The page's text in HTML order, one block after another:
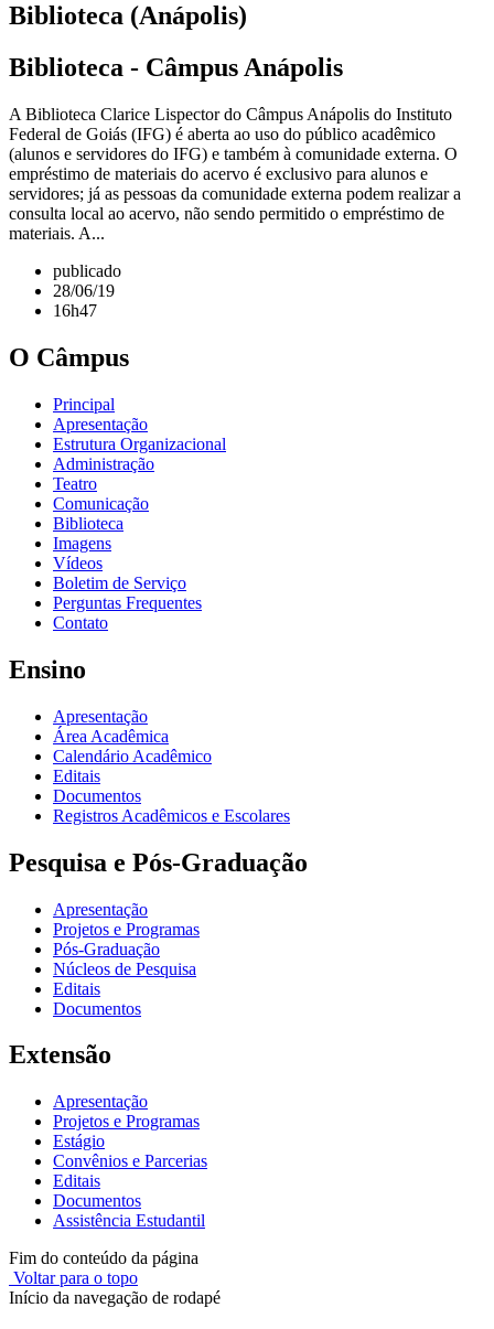
Biblioteca (Anápolis)
Biblioteca - Câmpus Anápolis
A Biblioteca Clarice Lispector do Câmpus Anápolis do Instituto
Federal de Goiás (IFG) é aberta ao uso do público acadêmico
(alunos e servidores do IFG) e também à comunidade externa. O
empréstimo de materiais do acervo é exclusivo para alunos e
servidores; já as pessoas da comunidade externa podem realizar a
consulta local ao acervo, não sendo permitido o empréstimo de
materiais. A...
publicado
28/06/19
16h47
O Câmpus
Principal
Apresentação
Estrutura Organizacional
Administração
Teatro
Comunicação
Biblioteca
Imagens
Vídeos
Boletim de Serviço
Perguntas Frequentes
Contato
Ensino
Apresentação
Área Acadêmica
Calendário Acadêmico
Editais
Documentos
Registros Acadêmicos e Escolares
Pesquisa e Pós-Graduação
Apresentação
Projetos e Programas
Pós-Graduação
Núcleos de Pesquisa
Editais
Documentos
Extensão
Apresentação
Projetos e Programas
Estágio
Convênios e Parcerias
Editais
Documentos
Assistência Estudantil
Fim do conteúdo da página
Voltar para o topo
Início da navegação de rodapé